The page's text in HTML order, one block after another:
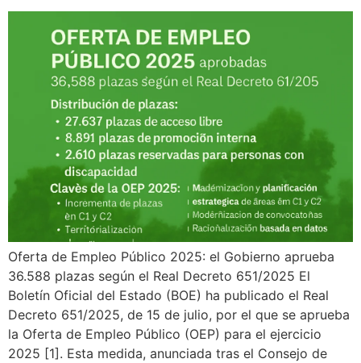
Oferta de Empleo Público 2025: el Gobierno aprueba
36.588 plazas según el Real Decreto 651/2025 El
Boletín Oficial del Estado (BOE) ha publicado el Real
Decreto 651/2025, de 15 de julio, por el que se aprueba
la Oferta de Empleo Público (OEP) para el ejercicio
2025 [1]. Esta medida, anunciada tras el Consejo de